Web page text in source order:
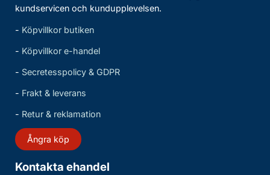
kundservicen och kundupplevelsen.
- Köpvillkor butiken
- Köpvillkor e-handel
- Secretesspolicy & GDPR
- Frakt & leverans
- Retur & reklamation
Ångra köp
Kontakta ehandel